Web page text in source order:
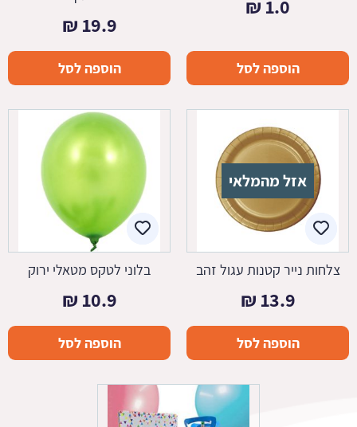
1.0
₪
הוספה לסל
19.9
₪
הוספה לסל
אזל מהמלאי
צלחות נייר קטנות עגול זהב
13.9
₪
הוספה לסל
בלוני לטקס מטאלי ירוק
10.9
₪
הוספה לסל